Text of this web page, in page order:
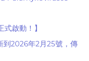
啟動！】
到2026年2月25號，傳